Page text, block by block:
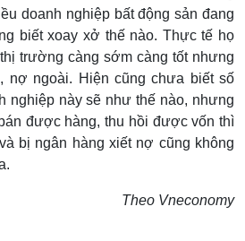
doanh nghiệp bất động sản đang
biết xoay xở thế nào. Thực tế họ
trường càng sớm càng tốt nhưng
nợ ngoài. Hiện cũng chưa biết số
nghiệp này sẽ như thế nào, nhưng
được hàng, thu hồi được vốn thì
bị ngân hàng xiết nợ cũng không
Theo Vneconomy